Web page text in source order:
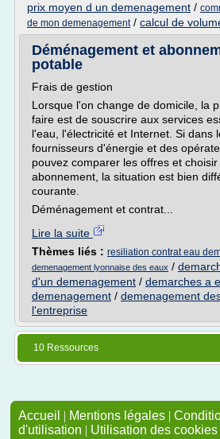
prix moyen d un demenagement /
de mon demenagement/ calcul de
Déménagement et
potable
Frais de gestion
Lorsque l'on change de domicile, la
faire est de souscrire aux services
l'eau, l'électricité et Internet. Si dans
fournisseurs d'énergie et des
pouvez comparer les offres et
abonnement, la situation est bien
courante.
Déménagement et contrat...
Lire la suite
Thèmes liés : resiliation contrat eau
demenagement lyonnaise des eaux /
d'un demenagement / demarches a
demenagement / demenagement
l'entreprise
10 Ressources
Accueil | Mentions légales |
d'utilisation | Utilisation des cookies